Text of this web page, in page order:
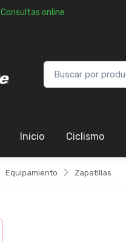
Consultas online
Inicio Ciclismo
Equipamiento Zapatillas